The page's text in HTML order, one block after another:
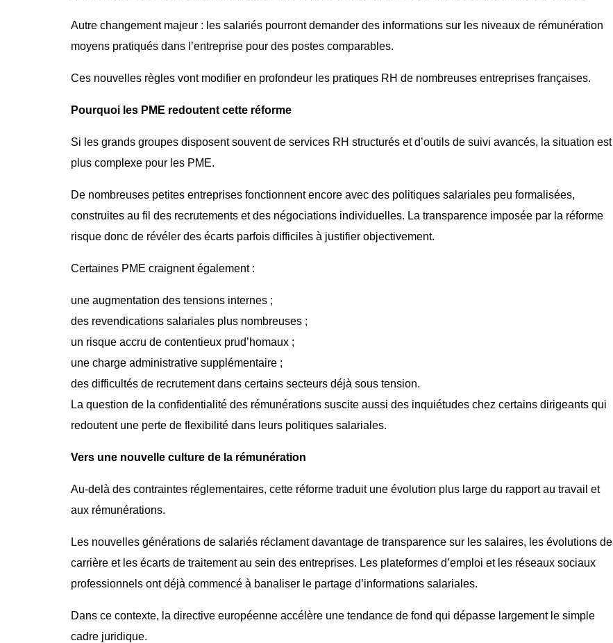
Autre changement majeur : les salariés pourront demander des informations sur les niveaux de rémunération
moyens pratiqués dans l’entreprise pour des postes comparables.
Ces nouvelles règles vont modifier en profondeur les pratiques RH de nombreuses entreprises françaises.
Pourquoi les PME redoutent cette réforme
Si les grands groupes disposent souvent de services RH structurés et d’outils de suivi avancés, la situation est
plus complexe pour les PME.
De nombreuses petites entreprises fonctionnent encore avec des politiques salariales peu formalisées,
construites au fil des recrutements et des négociations individuelles. La transparence imposée par la réforme
risque donc de révéler des écarts parfois difficiles à justifier objectivement.
Certaines PME craignent également :
une augmentation des tensions internes ;
des revendications salariales plus nombreuses ;
un risque accru de contentieux prud’homaux ;
une charge administrative supplémentaire ;
des difficultés de recrutement dans certains secteurs déjà sous tension.
La question de la confidentialité des rémunérations suscite aussi des inquiétudes chez certains dirigeants qui
redoutent une perte de flexibilité dans leurs politiques salariales.
Vers une nouvelle culture de la rémunération
Au-delà des contraintes réglementaires, cette réforme traduit une évolution plus large du rapport au travail et
aux rémunérations.
Les nouvelles générations de salariés réclament davantage de transparence sur les salaires, les évolutions de
carrière et les écarts de traitement au sein des entreprises. Les plateformes d’emploi et les réseaux sociaux
professionnels ont déjà commencé à banaliser le partage d’informations salariales.
Dans ce contexte, la directive européenne accélère une tendance de fond qui dépasse largement le simple
cadre juridique.